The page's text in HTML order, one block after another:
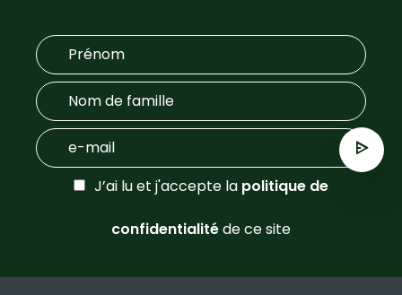
J’ai lu et j'accepte la politique de
confidentialitéde ce site